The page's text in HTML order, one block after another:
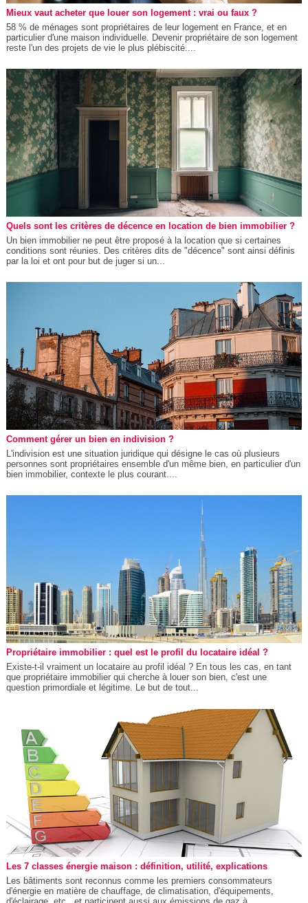
Mieux vaut acheter que louer son logement : vrai ou faux ?
58 % de ménages sont propriétaires de leur logement en France, et en
particulier d'une maison individuelle. Devenir propriétaire de son logement
reste l'un des projets de vie le plus plébiscité....
Quels sont les critères de décence en location de bien immobilier ?
Un bien immobilier ne peut être proposé à la location que si certaines
conditions sont réunies. Des critères dits de "décence" sont ainsi définis
par la loi et ont pour but de juger si un...
Comment gérer un bien en indivision ?
L'indivision est une situation juridique qui désigne le cas où plusieurs
personnes sont propriétaires ensemble d'un même bien, en particulier d'un
bien immobilier, contexte le plus courant....
Propriétaire immobilier : quel est le profil du locataire idéal ?
Existe-t-il vraiment un locataire au profil idéal ? En tous les cas, en tant
que propriétaire immobilier qui cherche à louer son bien, c'est une
question primordiale et légitime. Le but de tout...
Les 7 classes énergie maison : définition, utilité, explications
Les bâtiments sont reconnus comme les premiers consommateurs
d'énergie en matière de chauffage, de climatisation, d'équipements,